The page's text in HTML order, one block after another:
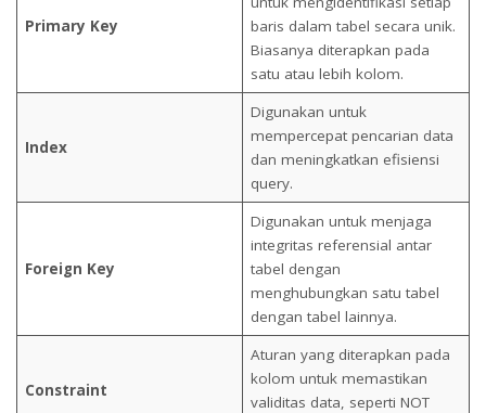
Primary Key
baris dalam tabel secara unik.
Biasanya diterapkan pada
satu atau lebih kolom.
Index
Digunakan untuk
mempercepat pencarian data
dan meningkatkan efisiensi
query.
Foreign Key
Digunakan untuk menjaga
integritas referensial antar
tabel dengan
menghubungkan satu tabel
dengan tabel lainnya.
Constraint
Aturan yang diterapkan pada
kolom untuk memastikan
validitas data, seperti NOT